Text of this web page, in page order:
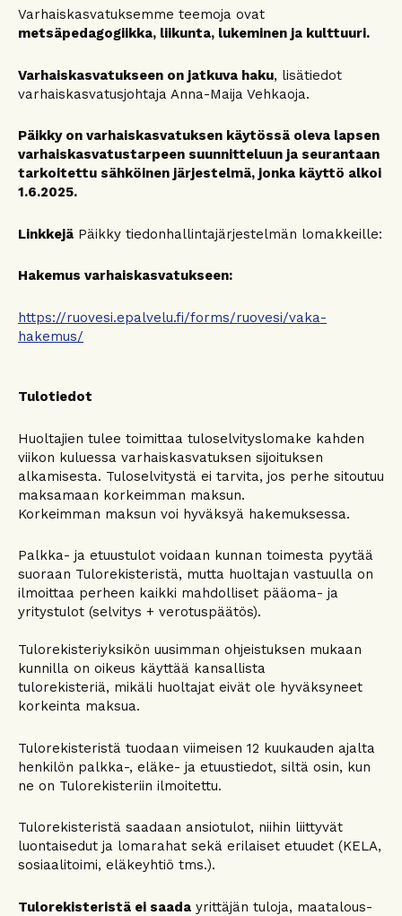
Varhaiskasvatuksemme teemoja ovat
metsäpedagogiikka, liikunta, lukeminen ja kulttuuri.
Varhaiskasvatukseen on jatkuva haku, lisätiedot
varhaiskasvatusjohtaja Anna-Maija Vehkaoja.
Päikky on varhaiskasvatuksen käytössä oleva lapsen
varhaiskasvatustarpeen suunnitteluun ja seurantaan
tarkoitettu sähköinen järjestelmä, jonka käyttö alkoi
1.6.2025.
Linkkejä Päikky tiedonhallintajärjestelmän lomakkeille:
Hakemus varhaiskasvatukseen:
https://ruovesi.epalvelu.fi/forms/ruovesi/vaka-
hakemus/
Tulotiedot
Huoltajien tulee toimittaa tuloselvityslomake kahden
viikon kuluessa varhaiskasvatuksen sijoituksen
alkamisesta. Tuloselvitystä ei tarvita, jos perhe sitoutuu
maksamaan korkeimman maksun.
Korkeimman maksun voi hyväksyä hakemuksessa.
Palkka- ja etuustulot voidaan kunnan toimesta pyytää
suoraan Tulorekisteristä, mutta huoltajan vastuulla on
ilmoittaa perheen kaikki mahdolliset pääoma- ja
yritystulot (selvitys + verotuspäätös).
Tulorekisteriyksikön uusimman ohjeistuksen mukaan
kunnilla on oikeus käyttää kansallista
tulorekisteriä, mikäli huoltajat eivät ole hyväksyneet
korkeinta maksua.
Tulorekisteristä tuodaan viimeisen 12 kuukauden ajalta
henkilön palkka-, eläke- ja etuustiedot, siltä osin, kun
ne on Tulorekisteriin ilmoitettu.
Tulorekisteristä saadaan ansiotulot, niihin liittyvät
luontaisedut ja lomarahat sekä erilaiset etuudet (KELA,
sosiaalitoimi, eläkeyhtiö tms.).
Tulorekisteristä ei saada yrittäjän tuloja, maatalous-